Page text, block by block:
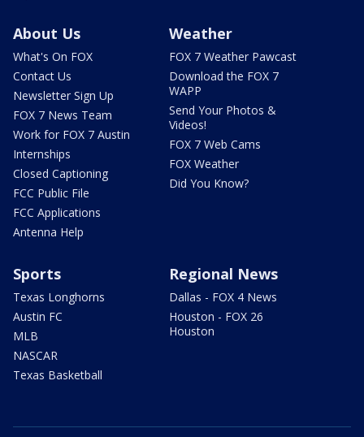
About Us
What's On FOX
Contact Us
Newsletter Sign Up
FOX 7 News Team
Work for FOX 7 Austin
Internships
Closed Captioning
FCC Public File
FCC Applications
Antenna Help
Weather
FOX 7 Weather Pawcast
Download the FOX 7
WAPP
Send Your Photos &
Videos!
FOX 7 Web Cams
FOX Weather
Did You Know?
Sports
Texas Longhorns
Austin FC
MLB
NASCAR
Texas Basketball
Regional News
Dallas - FOX 4 News
Houston - FOX 26
Houston